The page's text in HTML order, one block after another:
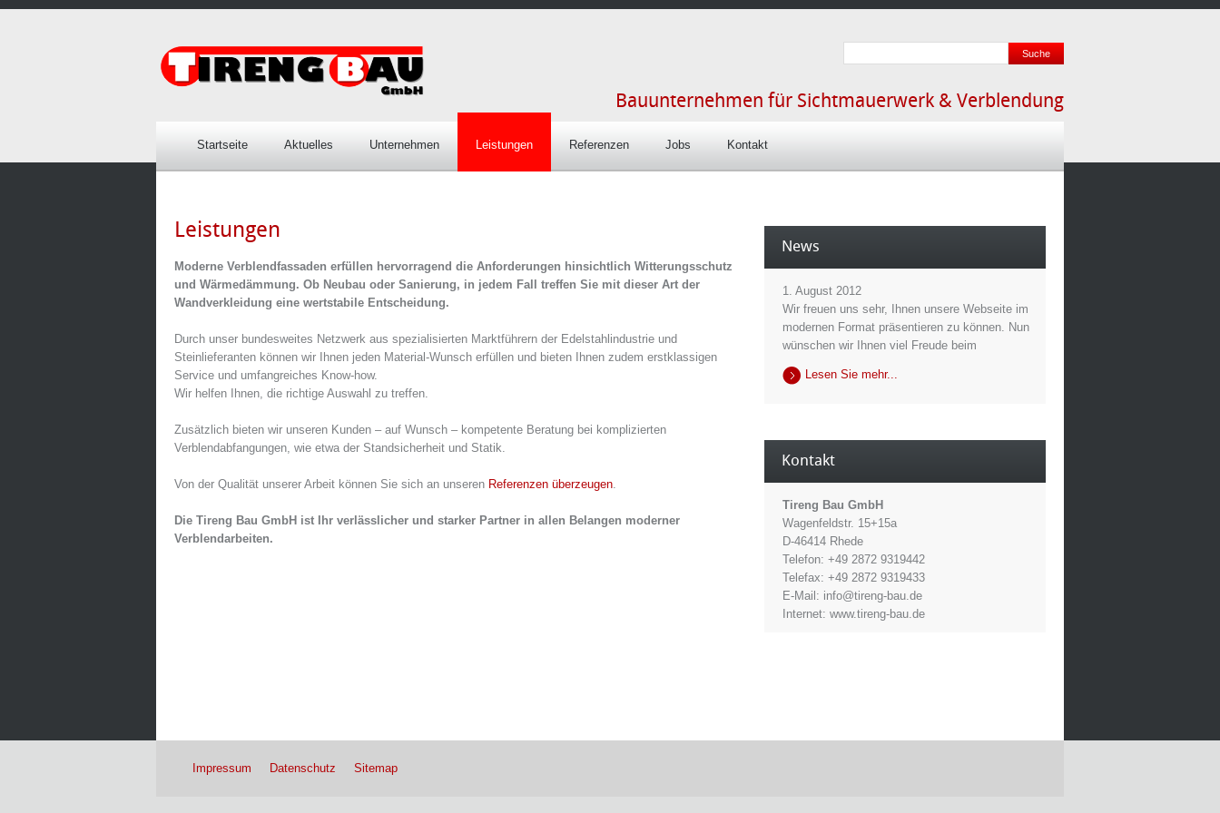
Bauunternehmen für Sichtmauerwerk & Verblendung
Startseite Aktuelles Unternehmen Leistungen Referenzen Jobs Kontakt
Leistungen
Moderne Verblendfassaden erfüllen hervorragend die Anforderungen hinsichtlich Witterungsschutz
und Wärmedämmung. Ob Neubau oder Sanierung, in jedem Fall treffen Sie mit dieser Art der
Wandverkleidung eine wertstabile Entscheidung.
Durch unser bundesweites Netzwerk aus spezialisierten Marktführern der Edelstahlindustrie und
Steinlieferanten können wir Ihnen jeden Material-Wunsch erfüllen und bieten Ihnen zudem erstklassigen
Service und umfangreiches Know-how.
Wir helfen Ihnen, die richtige Auswahl zu treffen.
Zusätzlich bieten wir unseren Kunden – auf Wunsch – kompetente Beratung bei komplizierten
Verblendabfangungen, wie etwa der Standsicherheit und Statik.
Von der Qualität unserer Arbeit können Sie sich an unseren Referenzen überzeugen.
Die Tireng Bau GmbH ist Ihr verlässlicher und starker Partner in allen Belangen moderner
Verblendarbeiten.
News
1. August 2012
Wir freuen uns sehr, Ihnen unsere Webseite im
modernen Format präsentieren zu können. Nun
wünschen wir Ihnen viel Freude beim
Lesen Sie mehr...
Kontakt
Tireng Bau GmbH
Wagenfeldstr. 15+15a
D-46414 Rhede
Telefon: +49 2872 9319442
Telefax: +49 2872 9319433
E-Mail: info@tireng-bau.de
Internet: www.tireng-bau.de
Impressum Datenschutz Sitemap